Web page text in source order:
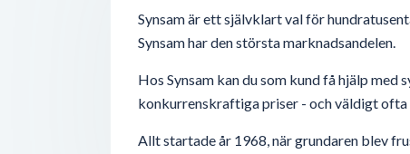
Synsam är ett självklart val för
Synsam har den största marknadsandelen.
Hos Synsam kan du som kund få hjälp med
konkurrenskraftiga priser - och väldigt
Allt startade år 1968, när grundaren blev